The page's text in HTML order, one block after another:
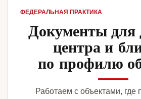
ФЕДЕРАЛЬНАЯ ПРАКТИКА
Документы для
центра и
по профилю
Работаем с объектами,